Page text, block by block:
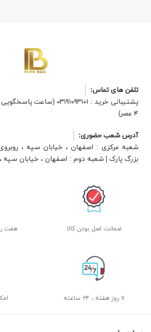
تلفن های تماس:
۴ عصر)
آدرس شعب حضوری:
شعبه مرکزی : اصفهان ، خیابان سپه ،
بزرگ پارک | شعبه دوم : اصفهان ، خیابان سپه
ضمانت اصل بودن کالا هفت
۷ روز هفته ، ۲۴ ساعته